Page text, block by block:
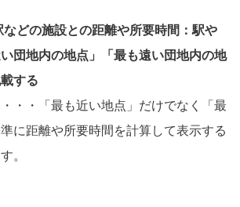
どの施設との距離や所要時間：駅や
団地内の地点」「最も遠い団地内の地
する
・・・「最も近い地点」だけでなく「最
に距離や所要時間を計算して表示する
。